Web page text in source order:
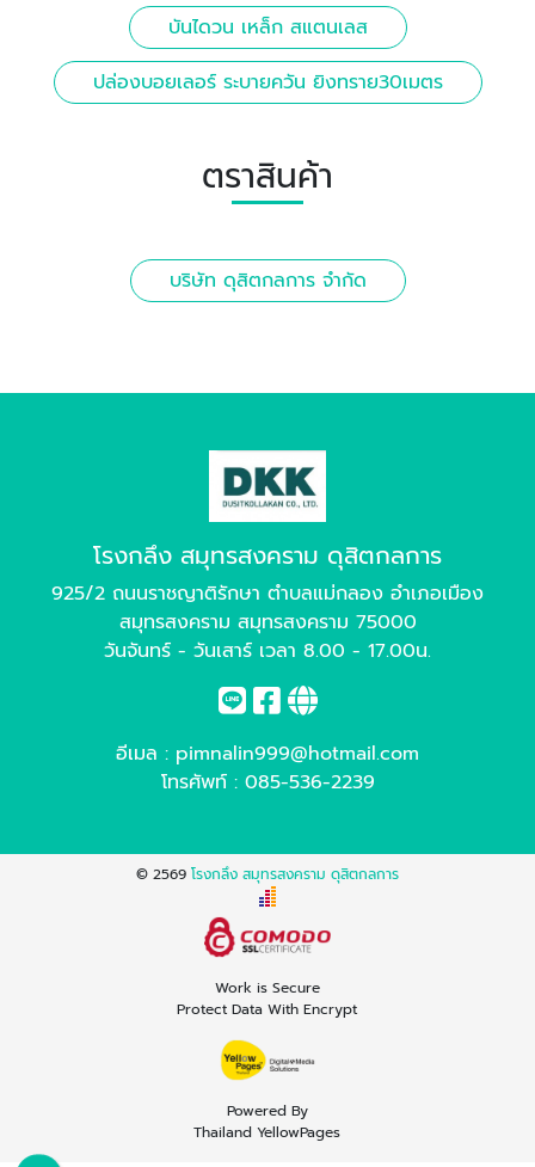
บันไดวน เหล็ก สแตนเลส
ปล่องบอยเลอร์ ระบายควัน ยิงทราย30เมตร
ตราสินค้า
บริษัท ดุสิตกลการ จำกัด
โรงกลึง สมุทรสงคราม ดุสิตกลการ
925/2 ถนนราชญาติรักษา ตำบลแม่กลอง อำเภอเมือง
สมุทรสงคราม สมุทรสงคราม 75000
วันจันทร์ - วันเสาร์ เวลา 8.00 - 17.00น.
อีเมล : pimnalin999@hotmail.com
โทรศัพท์ : 085-536-2239
© 2569 โรงกลึง สมุทรสงคราม ดุสิตกลการ
Work is Secure
Protect Data With Encrypt
Powered By
Thailand YellowPages